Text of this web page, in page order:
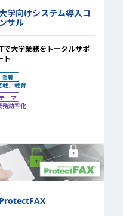
学向けシステム導入コ
ンサル
で大学業務をトータルサポ
ト
業種
教／教育
ーマ
務効率化
ProtectFAX